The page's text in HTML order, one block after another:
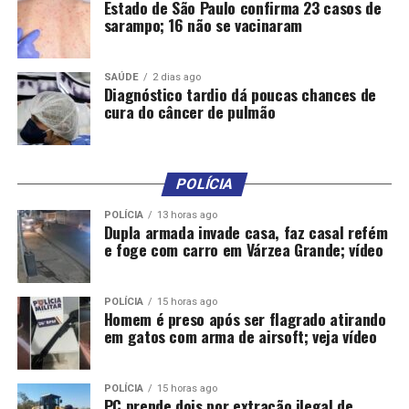
Mesquita, teriam viajado, em julho, até o Rio de Janeiro,
para entregar um carro para o Comando Vermelho na
Favela da Rocinha.
O veículo foi comprado de uma concessionária no Ceará.
Parte do valor, R$ 49 mil, foi bancada por Kylvia.
mensagem de um faccionado que indicaria a integração
de Braguinha com o Comando Vermelho. “Eu acho que já
gastei mais dinheiro do que o Braga com você nessa
política. O Braga aí investindo bem pouquinho, comprei
uns e outros lá no Trapiá, já.”
O faccionado deu ordem para a pichação, nos muros de
Santa Quitéria, dos dizeres ‘quem apoia o Tomás vai
arrumar problema com a tropa do Paulinho Maluco
(chefe do CV)’.
Estado de São Paulo confirma 23 casos de
sarampo; 16 não se vacinaram
SAÚDE 2 dias ago
Diagnóstico tardio dá poucas chances de
cura do câncer de pulmão
POLÍCIA
POLÍCIA 13 horas ago
Dupla armada invade casa, faz casal refém
e foge com carro em Várzea Grande; vídeo
POLÍCIA 15 horas ago
Homem é preso após ser flagrado atirando
em gatos com arma de airsoft; veja vídeo
POLÍCIA 15 horas ago